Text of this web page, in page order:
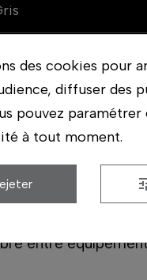
qui
sac polyvalent
entre
des cookies pour
diffuser des
pouvez
à tout moment.